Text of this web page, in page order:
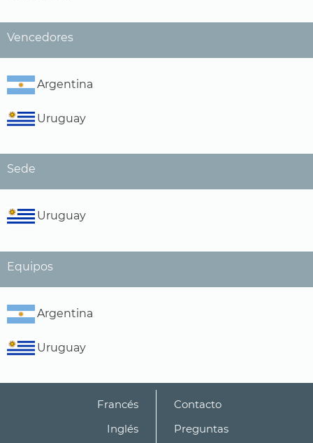
Vencedores
Argentina
Uruguay
Sede
Uruguay
Equipos
Argentina
Uruguay
Francés
Inglés
Contacto
Preguntas